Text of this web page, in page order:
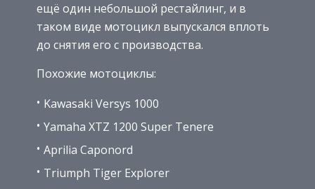
ещё один небольшой рестайлинг, и в
таком виде мотоцикл выпускался вплоть
до снятия его с производства.
Похожие мотоциклы:
Kawasaki Versys 1000
Yamaha XTZ 1200 Super Tenere
Aprilia Caponord
Triumph Tiger Explorer